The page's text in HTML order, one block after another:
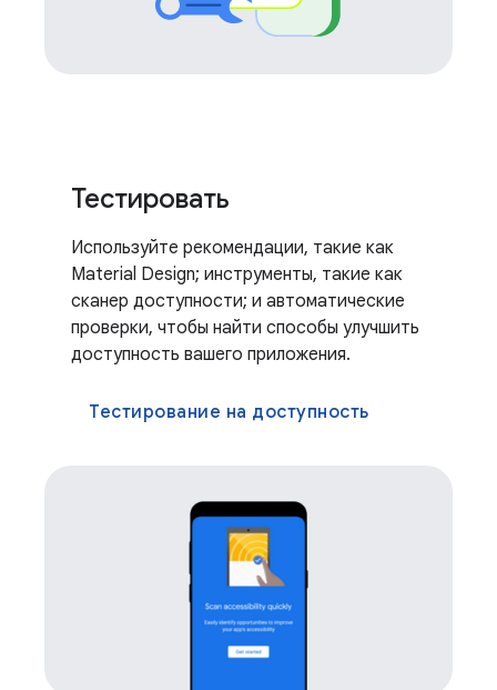
Тестировать
Используйте рекомендации, такие как
Material Design; инструменты, такие как
сканер доступности; и автоматические
проверки, чтобы найти способы улучшить
доступность вашего приложения.
Тестирование на доступность